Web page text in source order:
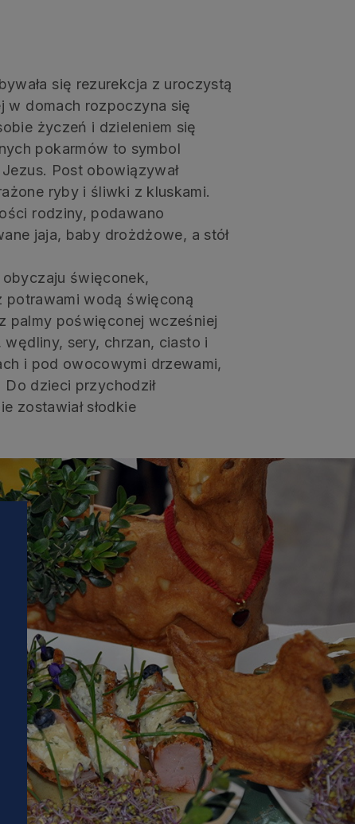
się rezurekcja z uroczystą
w domach rozpoczyna się
życzeń i dzieleniem się
pokarmów to symbol
Post obowiązywał
ryby i śliwki z kluskami.
rodziny, podawano
jaja, baby drożdżowe, a stół
święconek,
potrawami wodą święconą
palmy poświęconej wcześniej
sery, chrzan, ciasto i
i pod owocowymi drzewami,
Do dzieci przychodził
zostawiał słodkie